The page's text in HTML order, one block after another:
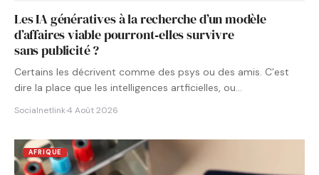
Les IA génératives à la recherche d’un modèle
d’affaires viable pourront‑elles survivre
sans publicité ?
Certains les décrivent comme des psys ou des amis. C’est
dire la place que les intelligences artficielles, ou…
Socialnetlink·4 Août 2026
AFRIQUE